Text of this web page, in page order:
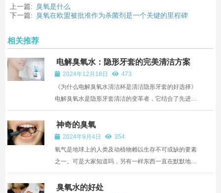
上一篇: 臭氧是什么
下一篇: 臭氧在欧盟被批准作为杀菌剂是一个关键的里程碑
相关推荐
电解臭氧水：隐形牙套的完美清洁方案
2024年12月18日
473
《为什么电解臭氧水清洁杯是清洁隐形牙套的好选择》
电解臭氧水是隐形牙套清洁的变革者，它结合了先进的
消毒、环境可持续性和便利性。原因如下：《电解臭氧
水的工作原理》 电解臭氧水是通过一种称为阳极电解的
方法产生的，将普通的自来水转化为一种富含活性氧 ...
神奇的臭氧
2024年9月4日
354
氧气是地球上的人类及动植物赖以生存不可或缺的要素
之一。可是大家知道吗，另有一样东西一直在默默地为
我们在地球上的生存、延续和发展提供着有效的保护，
像一张保护伞在距地面15-25公里的大气层外吸收太阳
臭氧水的好处